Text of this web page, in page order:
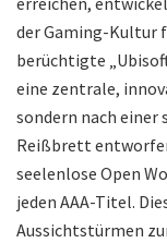
der Gaming-Kultur
berüchtigte
eine zentrale,
sondern nach
Reißbrett
seelenlose Open
jeden AAA-Titel.
Aussichtstürmen